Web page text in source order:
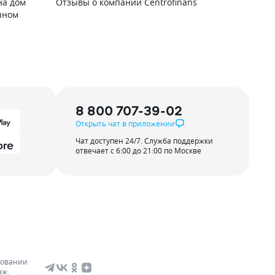
8 800 707-39-02
Открыть чат в приложении
Чат доступен 24/7. Служба поддержки
отвечает с 6:00 до 21:00 по Москве